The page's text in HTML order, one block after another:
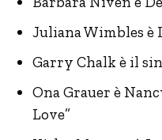
Juliana Wimbles è
Garry Chalk è il
Ona Grauer è
Love”